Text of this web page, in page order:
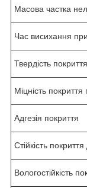
Масова частка
Час висихання
Твердість
Міцність покриття
Адгезія покриття
Стійкість
Вологостійкість